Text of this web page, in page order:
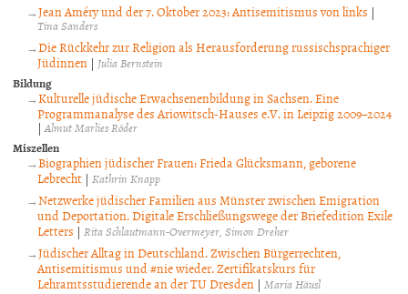
Jean Améry und der 7. Oktober 2023: Antisemitismus von links |
Tina Sanders
Die Rückkehr zur Religion als Herausforderung russischsprachiger
Jüdinnen | Julia Bernstein
Bildung
Kulturelle jüdische Erwachsenenbildung in Sachsen. Eine
Programmanalyse des Ariowitsch-Hauses e.V. in Leipzig 2009–2024
|Almut Marlies Röder
Miszellen
Biographien jüdischer Frauen: Frieda Glücksmann, geborene
Lebrecht | Kathrin Knapp
Netzwerke jüdischer Familien aus Münster zwischen Emigration
und Deportation. Digitale Erschließungswege der Briefedition Exile
Letters | Rita Schlautmann-Overmeyer Simon Dreher
Jüdischer Alltag in Deutschland. Zwischen Bürgerrechten,
Antisemitismus und #nie wieder. Zertifikatskurs für
Lehramtsstudierende an der TU Dresden | Maria Häusl